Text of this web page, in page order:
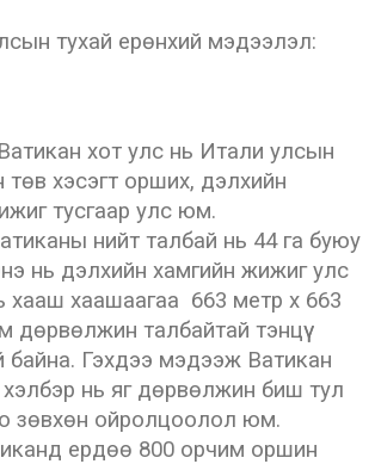
тухай ерөнхий мэдээлэл:
хот улс нь Итали улсын
хэсэгт орших, дэлхийн
тусгаар улс юм.
нийт талбай нь 44 га буюу
нь дэлхийн хамгийн жижиг улс
хааш хаашаагаа 663 метр x 663
дөрвөлжин талбайтай тэнцүү
байна. Гэхдээ мэдээж Ватикан
нь яг дөрвөлжин биш тул
зөвхөн ойролцоолол юм.
ердөө 800 орчим оршин